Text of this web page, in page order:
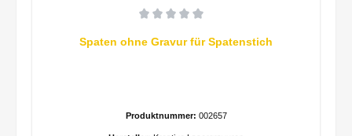
Spaten ohne Gravur für Spatenstich
Produktnummer: 002657